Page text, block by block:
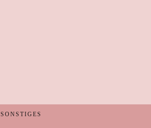
SONSTIGES